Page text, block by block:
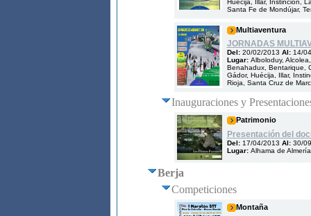
Huécija, Illar, Instinción,
Santa Fe de Mondújar,
Multiaventura
JORNADAS
Del: 20/02/2013 Al: 14/
Lugar: Alboloduy,
Benahadux, Bentarique,
Gádor, Huécija, Illar,
Rioja, Santa Cruz de
Inauguraciones y
Patrimonio
Presentación del
Del: 17/04/2013 Al: 30/
Lugar: Alhama de
Berja
Competiciones
Montaña